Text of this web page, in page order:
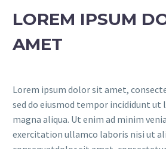
LOREM IPSUM
AMET
Lorem ipsum dolor sit amet,
sed do eiusmod tempor incididunt ut
magna aliqua. Ut enim ad minim
exercitation ullamco laboris nisi ut